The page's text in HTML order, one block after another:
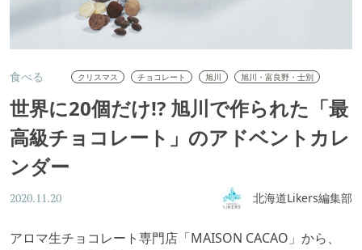
食べる クリスマス チョコレート 旭川 旭川・富良野・士別
世界に20個だけ!? 旭川で作られた「最
高級チョコレート」のアドベントカレ
ンダー
2020.11.20 北海道Likers編集部
アロマ生チョコレート専門店「MAISON CACAO」から、